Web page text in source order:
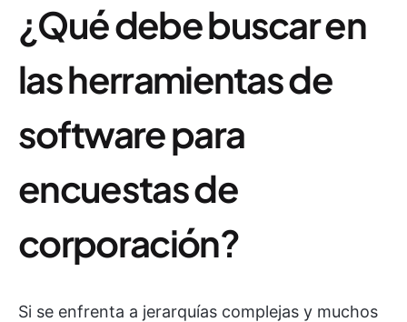
¿Qué debe buscar en
las herramientas de
software para
encuestas de
corporación?
Si se enfrenta a jerarquías complejas y muchos